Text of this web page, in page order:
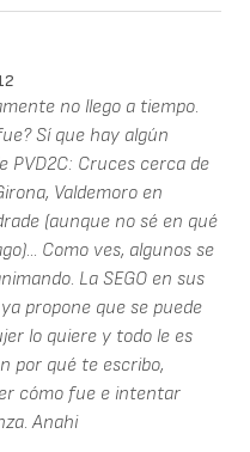
no llego a tiempo.
Sí que hay algún
PVD2C: Cruces cerca de
Valdemoro en
(aunque no sé en qué
Como ves, algunos se
La SEGO en sus
propone que se puede
lo quiere y todo le es
por qué te escribo,
cómo fue e intentar
Anahi